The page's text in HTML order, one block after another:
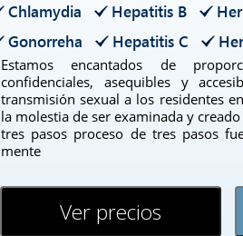
Chlamydia Hepatitis B
Gonorreha
Hepatitis C
Estamos encantados de
confidenciales, asequibles y
transmisión sexual a los residentes
la molestia de ser examinada y
tres pasos proceso de tres pasos
mente
Ver precios